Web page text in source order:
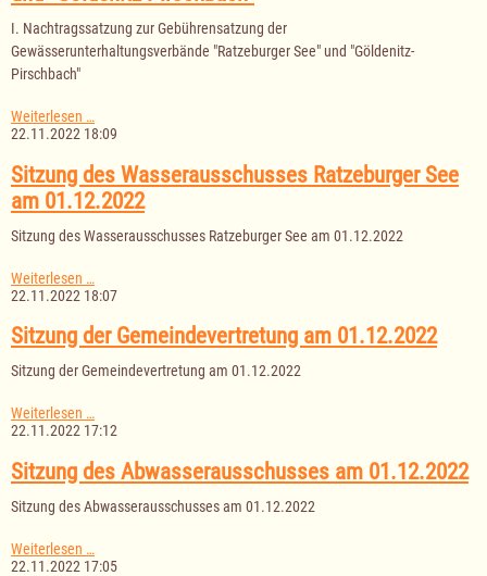
I. Nachtragssatzung zur Gebührensatzung der
Gewässerunterhaltungsverbände "Ratzeburger See" und "Göldenitz-
Pirschbach"
Weiterlesen …I.
Nachtragssatzung
Gebührensatzung
der
Gewässerunterhaltungsverbände
See"
Pirschbach"
22.11.2022 18:09
Sitzung des Wasserausschusses Ratzeburger See
am 01.12.2022
Sitzung des Wasserausschusses Ratzeburger See am 01.12.2022
Weiterlesen …
des
Ratzeburger
See
am
01.12.2022
22.11.2022 18:07
Sitzung der Gemeindevertretung am 01.12.2022
Sitzung der Gemeindevertretung am 01.12.2022
Weiterlesen …
der
am
01.12.2022
22.11.2022 17:12
Sitzung des Abwasserausschusses am 01.12.2022
Sitzung des Abwasserausschusses am 01.12.2022
Weiterlesen …
des
22.11.2022 17:05